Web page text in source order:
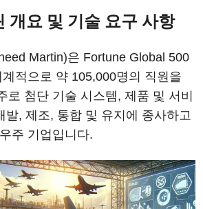
개요 및 기술 요구 사항
Martin)은 Fortune Global 500
적으로 약 105,000명의 직원을
로 첨단 기술 시스템, 제품 및 서비
발, 제조, 통합 및 유지에 종사하고
주 기업입니다.